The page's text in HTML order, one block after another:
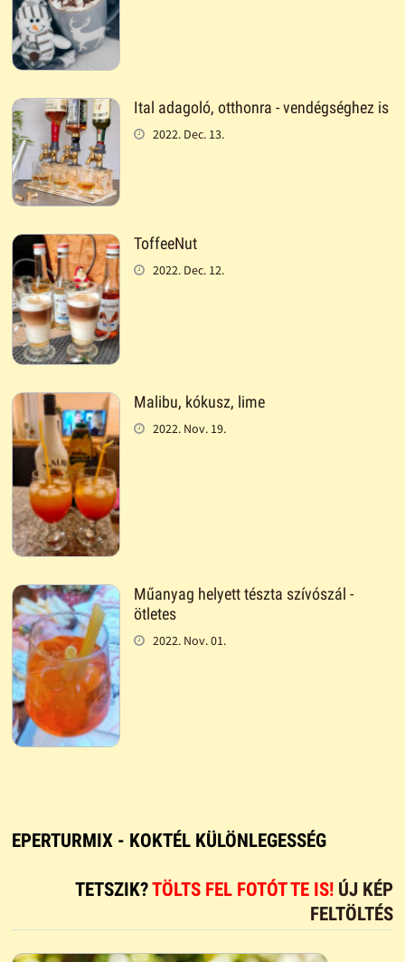
Ital adagoló, otthonra - vendégséghez is
2022. Dec. 13.
ToffeeNut
2022. Dec. 12.
Malibu, kókusz, lime
2022. Nov. 19.
Műanyag helyett tészta szívószál -
ötletes
2022. Nov. 01.
EPERTURMIX - KOKTÉL KÜLÖNLEGESSÉG
TETSZIK?TÖLTS FEL FOTÓT TE IS! ÚJ KÉP
FELTÖLTÉS